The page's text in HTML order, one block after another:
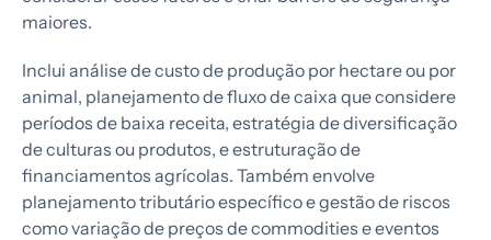
maiores.
Inclui análise de custo de produção por hectare ou por
animal, planejamento de fluxo de caixa que considere
períodos de baixa receita, estratégia de diversificação
de culturas ou produtos, e estruturação de
financiamentos agrícolas. Também envolve
planejamento tributário específico e gestão de riscos
como variação de preços de commodities e eventos